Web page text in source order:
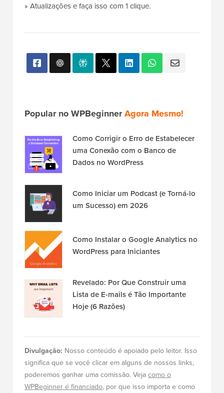
» Atualizações e faça isso com 1 clique.
Popular no WPBeginnerAgora Mesmo!
Como Corrigir o Erro de Estabelecer
uma Conexão com o Banco de
Dados no WordPress
Como Iniciar um Podcast (e Torná-lo
um Sucesso) em 2026
Como Instalar o Google Analytics no
WordPress para Iniciantes
Revelado: Por Que Construir uma
Lista de E-mails é Tão Importante
Hoje (6 Razões)
Divulgação: Nosso conteúdo é apoiado pelo leitor. Isso
significa que se você clicar em alguns de nossos links,
poderemos ganhar uma comissão. Vejacomo o
WPBeginner é financiado, por que isso importa e como